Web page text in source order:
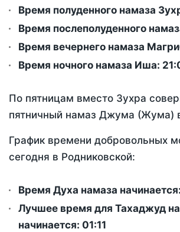
Время полуденного намаза
Время послеполуденного
Время вечернего намаза
Время ночного намаза Иша:
По пятницам вместо Зухра
пятничный намаз Джума (Жума)
График времени добровольных
сегодня в Родниковской:
Время Духа намаза
Лучшее время для Тахаджуд
начинается: 01:11